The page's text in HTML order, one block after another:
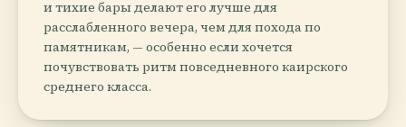
и тихие бары делают его лучше для
расслабленного вечера, чем для похода по
памятникам, — особенно если хочется
почувствовать ритм повседневного каирского
среднего класса.